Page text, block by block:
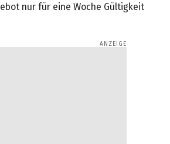
nur für eine Woche Gültigkeit